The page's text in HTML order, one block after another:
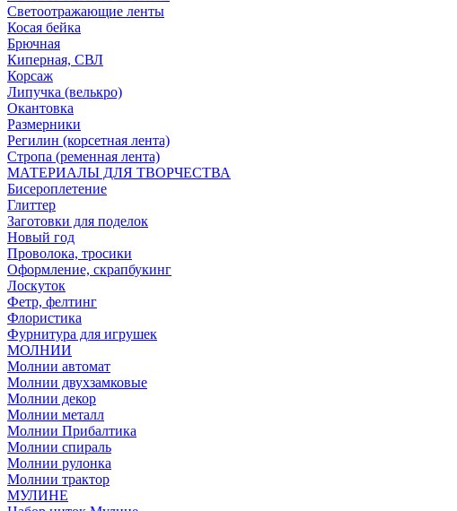
Светоотражающие ленты
Косая бейка
Брючная
Киперная, СВЛ
Корсаж
Липучка (велькро)
Окантовка
Размерники
Регилин (корсетная лента)
Стропа (ременная лента)
МАТЕРИАЛЫ ДЛЯ ТВОРЧЕСТВА
Бисероплетение
Глиттер
Заготовки для поделок
Новый год
Проволока, тросики
Оформление, скрапбукинг
Лоскуток
Фетр, фелтинг
Флористика
Фурнитура для игрушек
МОЛНИИ
Молнии автомат
Молнии двухзамковые
Молнии декор
Молнии металл
Молнии Прибалтика
Молнии спираль
Молнии рулонка
Молнии трактор
МУЛИНЕ